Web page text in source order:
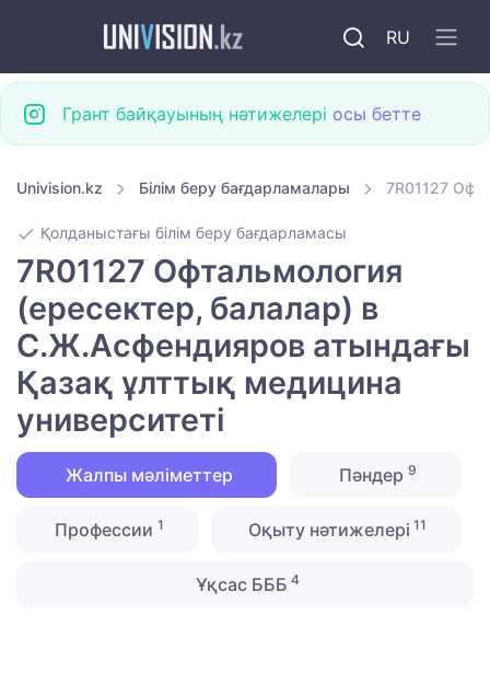
RU
Грант байқауының нәтижелері осы бетте
Univision.kz Білім беру бағдарламалары 7R01127
Қолданыстағы білім беру бағдарламасы
7R01127 Офтальмология
(ересектер, балалар) в
С.Ж.Асфендияров атындағы
Қазақ ұлттық медицина
университеті
Жалпы мәліметтер Пәндер 9
Профессии 1 Оқыту нәтижелері 11
Ұқсас БББ 4